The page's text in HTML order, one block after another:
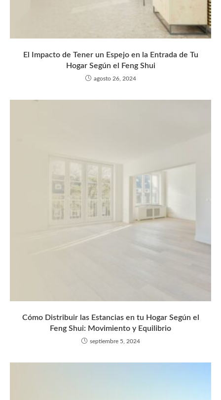
El Impacto de Tener un Espejo en la Entrada de Tu
Hogar Según el Feng Shui
agosto 26, 2024
Cómo Distribuir las Estancias en tu Hogar Según el
Feng Shui: Movimiento y Equilibrio
septiembre 5, 2024